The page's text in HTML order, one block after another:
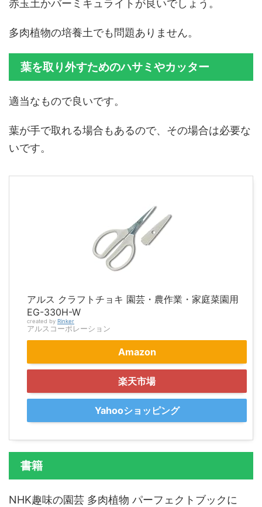
赤玉土かバーミキュライトが良いでしょう。
多肉植物の培養土でも問題ありません。
葉を取り外すためのハサミやカッター
適当なもので良いです。
葉が手で取れる場合もあるので、その場合は必要な
いです。
アルス クラフトチョキ 園芸・農作業・家庭菜園用
EG-330H-W
created by Rinker
アルスコーポレーション
Amazon
楽天市場
Yahooショッピング
書籍
NHK趣味の園芸 多肉植物 パーフェクトブックに